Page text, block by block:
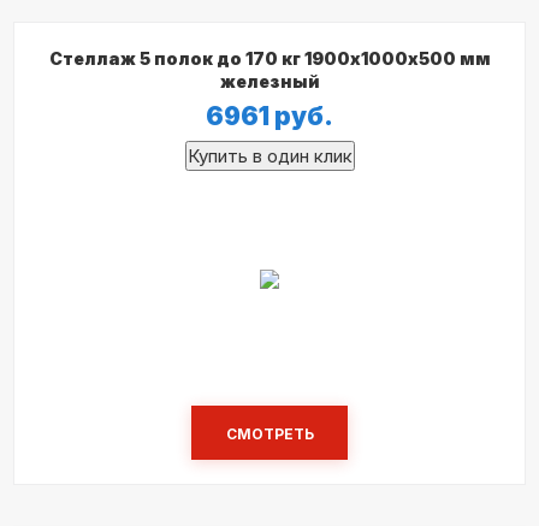
Стеллаж 5 полок до 170 кг 1900х1000х500 мм
железный
6961 руб.
СМОТРЕТЬ